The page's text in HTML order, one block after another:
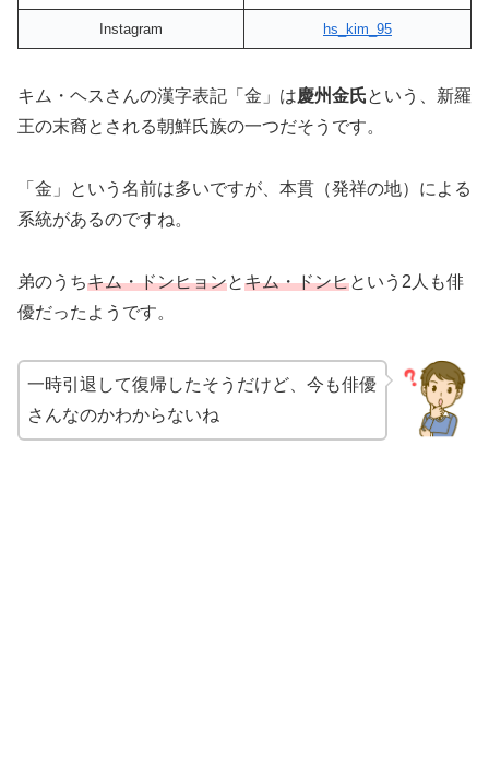
Instagram hs_kim_95
キム・ヘスさんの漢字表記「金」は慶州金氏という、新羅
王の末裔とされる朝鮮氏族の一つだそうです。
「金」という名前は多いですが、本貫（発祥の地）による
系統があるのですね。
弟のうちキム・ドンヒョンとキム・ドンヒという2人も俳
優だったようです。
一時引退して復帰したそうだけど、今も俳優
さんなのかわからないね